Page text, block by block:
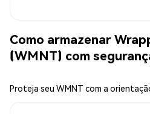
Como armazenar
(WMNT) com
Proteja seu WMNT com a